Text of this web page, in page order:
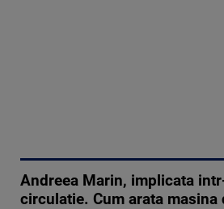
Andreea Marin, implicata
circulatie. Cum arata masina